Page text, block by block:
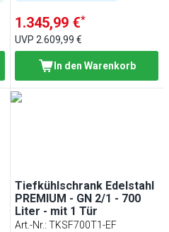
1.345,99 €*
UVP2.609,99 €
In den Warenkorb
Tiefkühlschrank Edelstahl
PREMIUM - GN 2/1 - 700
Liter - mit 1 Tür
Art.-Nr.:TKSF700T1-EF